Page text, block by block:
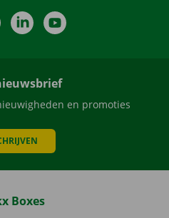
InstagramLinkedIn
en promoties
Boxes